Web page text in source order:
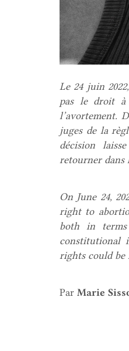
Le 24 juin
pas le droit à
l’avortement.
juges de la
décision
retourner dans
On June 24,
right to
both in
constitutional
rights could be
Par Marie